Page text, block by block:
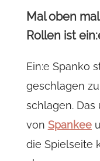
Mal oben
Rollen ist
Ein:e Spanko
geschlagen
schlagen.
von Spankee
die Spielseite